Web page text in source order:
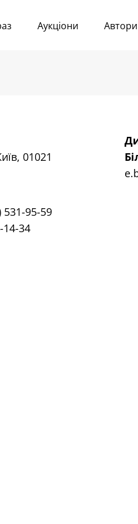
Аукціони Автори
01021
531-95-59
14-34